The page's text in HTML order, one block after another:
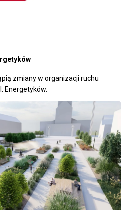
zmiany w organizacji ruchu
Energetyków.